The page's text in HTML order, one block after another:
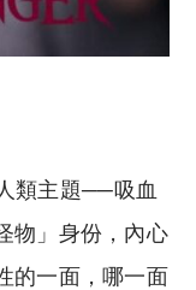
類主題──吸血
物」身份，內心
的一面，哪一面